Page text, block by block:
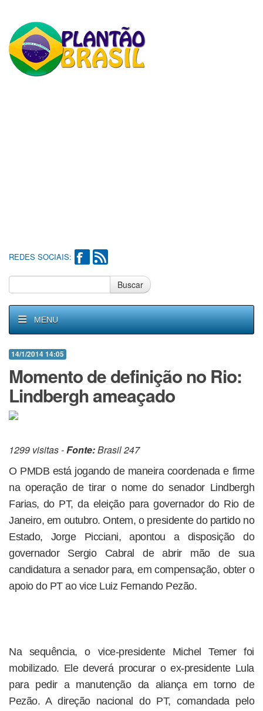
REDES SOCIAIS:
Buscar
MENU
14/1/2014 14:05
Momento de definição no Rio:
Lindbergh ameaçado
1299 visitas -Fonte:Brasil 247
O PMDB está jogando de maneira coordenada e firme
na operação de tirar o nome do senador Lindbergh
Farias, do PT, da eleição para governador do Rio de
Janeiro, em outubro. Ontem, o presidente do partido no
Estado, Jorge Picciani, apontou a disposição do
governador Sergio Cabral de abrir mão de sua
candidatura a senador para, em compensação, obter o
apoio do PT ao vice Luiz Fernando Pezão.
Na sequência, o vice-presidente Michel Temer foi
mobilizado. Ele deverá procurar o ex-presidente Lula
para pedir a manutenção da aliança em torno de
Pezão. A direção nacional do PT, comandada pelo